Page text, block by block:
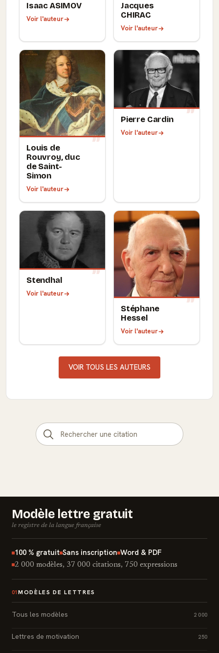
Isaac ASIMOV
Voir l'auteur
Jacques
CHIRAC
Voir l'auteur
Louis de
Rouvroy, duc
de Saint-
Simon
Voir l'auteur
Pierre Cardin
Voir l'auteur
Stendhal
Voir l'auteur
Stéphane
Hessel
Voir l'auteur
VOIR TOUS LES AUTEURS
Modèle lettre gratuit
le registre de la langue française
100 % gratuit Sans inscription Word & PDF
2 000 modèles, 37 000 citations, 750 expressions
01 MODÈLES DE LETTRES
Tous les modèles 2 000
Lettres de motivation 250